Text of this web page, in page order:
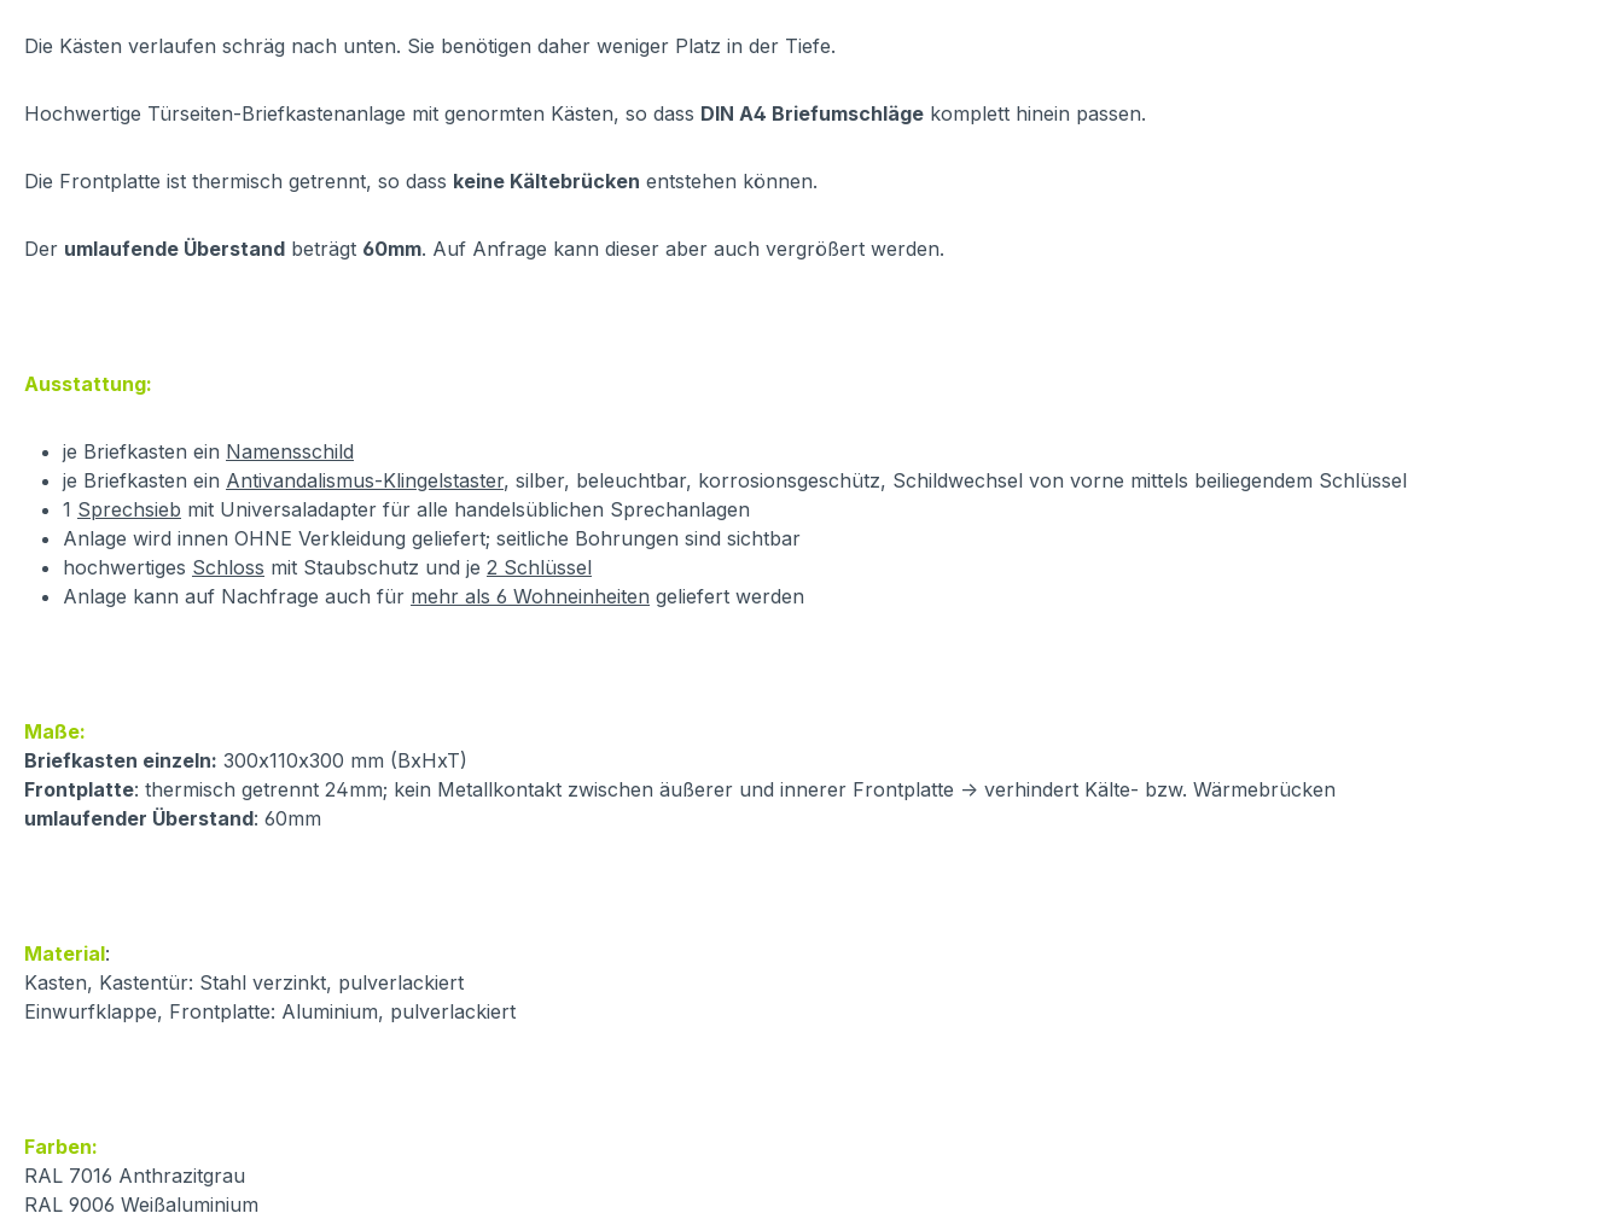
Die Kästen verlaufen schräg nach unten. Sie benötigen daher weniger Platz in der Tiefe.
Hochwertige Türseiten-Briefkastenanlage mit genormten Kästen, so dass DIN A4 Briefumschläge komplett hinein passen.
Die Frontplatte ist thermisch getrennt, so dass keine Kältebrücken entstehen können.
Der umlaufende Überstand beträgt 60mm. Auf Anfrage kann dieser aber auch vergrößert werden.
Ausstattung:
je Briefkasten ein Namensschild
je Briefkasten ein Antivandalismus-Klingelstaster, silber, beleuchtbar, korrosionsgeschütz, Schildwechsel von vorne mittels beiliegendem Schlüssel
1 Sprechsieb mit Universaladapter für alle handelsüblichen Sprechanlagen
Anlage wird innen OHNE Verkleidung geliefert; seitliche Bohrungen sind sichtbar
hochwertiges Schloss mit Staubschutz und je 2 Schlüssel
Anlage kann auf Nachfrage auch für mehr als 6 Wohneinheiten geliefert werden
Maße:
Briefkasten einzeln: 300x110x300 mm (BxHxT)
Frontplatte: thermisch getrennt 24mm; kein Metallkontakt zwischen äußerer und innerer Frontplatte -> verhindert Kälte- bzw. Wärmebrücken
umlaufender Überstand: 60mm
Material:
Kasten, Kastentür: Stahl verzinkt, pulverlackiert
Einwurfklappe, Frontplatte: Aluminium, pulverlackiert
Farben:
RAL 7016 Anthrazitgrau
RAL 9006 Weißaluminium